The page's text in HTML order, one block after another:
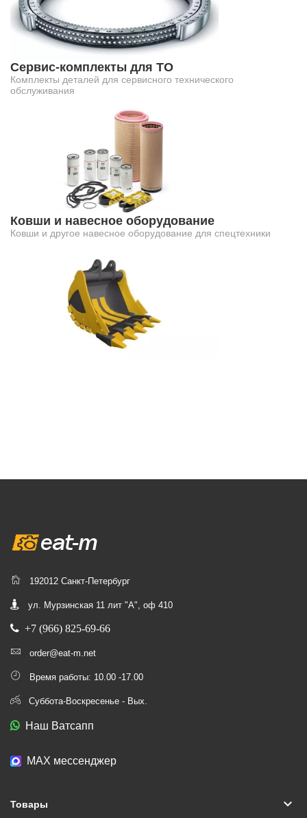
Сервис-комплекты для ТО
Комплекты деталей для сервисного технического
обслуживания
Ковши и навесное оборудование
Ковши и другое навесное оборудование для спецтехники
192012 Санкт-Петербург
ул. Мурзинская 11 лит "А", оф 410
+7 (966) 825-69-66
order@eat-m.net
Время работы: 10.00 -17.00
Суббота-Воскресенье - Вых.
Наш Ватсапп
МАХ мессенджер
Товары keyboard_arrow_down